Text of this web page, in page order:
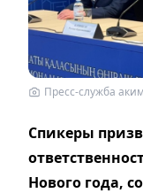
Пресс-служба
Спикеры
Нового года,